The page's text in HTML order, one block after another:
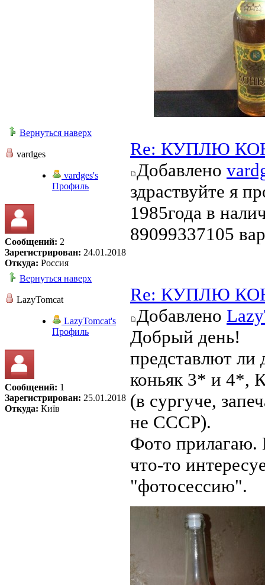
Вернуться наверх
vardges
vardges's
Профиль
Сообщений: 2
Зарегистрирован: 24.01.2018
Откуда: Россия
Re: КУПЛЮ
Добавлено
здраствуйте я
1985года в
89099337105
Вернуться наверх
LazyTomcat
LazyTomcat's
Профиль
Сообщений: 1
Зарегистрирован: 25.01.2018
Откуда: Київ
Re: КУПЛЮ
Добавлено
Добрый день!
представлют ли
коньяк 3* и 4*,
(в сургуче,
не СССР).
Фото прилагаю.
что-то
"фотосессию".